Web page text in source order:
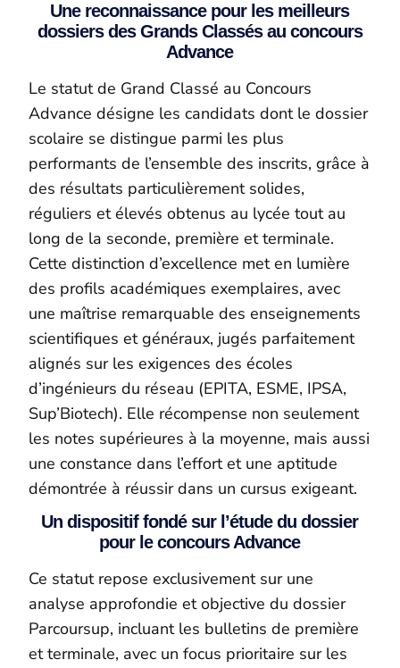
Une reconnaissance pour les meilleurs
dossiers des Grands Classés au concours
Advance
Le statut de Grand Classé au Concours
Advance désigne les candidats dont le dossier
scolaire se distingue parmi les plus
performants de l’ensemble des inscrits, grâce à
des résultats particulièrement solides,
réguliers et élevés obtenus au lycée tout au
long de la seconde, première et terminale.
Cette distinction d’excellence met en lumière
des profils académiques exemplaires, avec
une maîtrise remarquable des enseignements
scientifiques et généraux, jugés parfaitement
alignés sur les exigences des écoles
d’ingénieurs du réseau (EPITA, ESME, IPSA,
Sup’Biotech). Elle récompense non seulement
les notes supérieures à la moyenne, mais aussi
une constance dans l’effort et une aptitude
démontrée à réussir dans un cursus exigeant.
Un dispositif fondé sur l’étude du dossier
pour le concours Advance
Ce statut repose exclusivement sur une
analyse approfondie et objective du dossier
Parcoursup, incluant les bulletins de première
et terminale, avec un focus prioritaire sur les